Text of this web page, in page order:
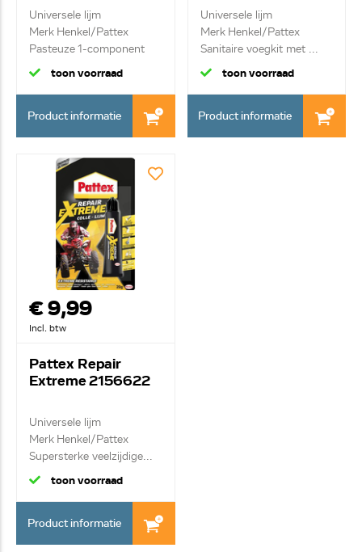
Universele lijm
Merk Henkel/Pattex
Pasteuze 1-component
po...
toon voorraad
Product informatie
Universele lijm
Merk Henkel/Pattex
Sanitaire voegkit met ...
toon voorraad
Product informatie
€ 9,99
Incl. btw
Pattex Repair
Extreme 2156622
Universele lijm
Merk Henkel/Pattex
Supersterke veelzijdige...
toon voorraad
Product informatie